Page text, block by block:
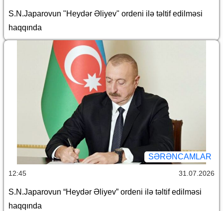
S.N.Japarovun "Heydər Əliyev" ordeni ilə təltif edilməsi
haqqında
SƏRƏNCAMLAR
12:45 31.07.2026
S.N.Japarovun “Heydər Əliyev” ordeni ilə təltif edilməsi
haqqında